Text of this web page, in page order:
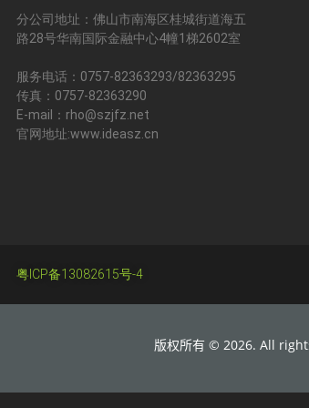
分公司地址：佛山市南海区桂城街道海五
路28号华南国际金融中心4幢1梯2602室
服务电话：0757-82363293/82363295
传真：0757-82363290
E-mail：rho@szjfz.net
官网地址:www.ideasz.cn
粤ICP备13082615号-4
版权所有 © 2026. All